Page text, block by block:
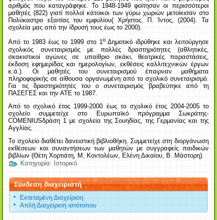
αριθμός που καταγράφηκε. Το 1948-1949 φοίτησαν οι περισσότεροι
μαθητές (822) γιατί πολλοί κάτοικοι των γύρω χωριών μετοίκισαν στο
Πολύκαστρο εξαιτίας του εμφυλίου( Χρήστος. Π. Ίντος, (2004). Τα
σχολεία μας από την ίδρυσή τους έως το 2000).
Από το 1983 έως το 1999 στο 1οΔημοτικό ιδρύθηκε και λειτούργησε
σχολικός συνεταιρισμός με πολλές δραστηριότητες (αθλητικές,
σκακιστικοί αγώνες σε υπαίθριο σκάκι, θεατρικές παραστάσεις,
έκδοση εφημερίδας και ημερολογίων, εκθέσεις καλλιτεχνικών έργων
κ.ά.). Οι μαθητές του συνεταιρισμού έπαιρναν μαθήματα
πληροφορικής σε αίθουσα οργανωμένη από το σχολικό συνεταιρισμό.
Για τις δραστηριότητές του ο συνεταιρισμός βραβεύτηκε από τη
ΠΑΣΕΓΕΣ και την ΑΤΕ το 1987.
Από το σχολικό έτος 1999-2000 έως το σχολικό έτος 2004-2005 το
σχολείο συμμετείχε στο Ευρωπαϊκό πρόγραμμα Σωκράτης-
COMENIUSδράση 1 με σχολεία της Σουηδίας, της Γερμανίας και της
Αγγλίας.
Το σχολείο διαθέτει δανειστική βιβλιοθήκη. Συμμετείχε στη διοργάνωση
εκθέσεων και συναντήσεων των μαθητών με συγγραφείς παιδικών
βιβλίων (Θέτη Χορτιάτη, Μ. Κοντολέων, Ελένη Δικαίου, Β. Μάστορη).
Κατηγορία: Ιστορικό
Σύνδεση διαχειριστή
Εκτεταμένη Διαχείριση
Απλή Διαχείριση ιστότοπου